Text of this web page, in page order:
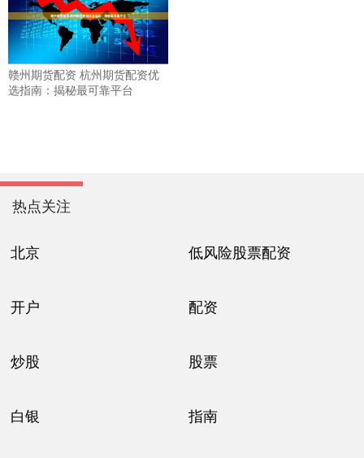
赣州期货配资 杭州期货配资优
选指南：揭秘最可靠平台
热点关注
北京 低风险股票配资
开户 配资
炒股 股票
白银 指南